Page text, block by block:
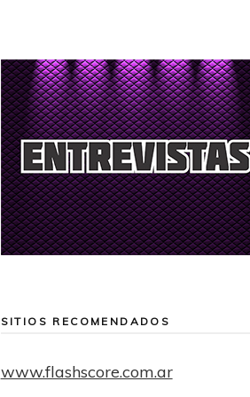
SITIOS RECOMENDADOS
www.flashscore.com.ar